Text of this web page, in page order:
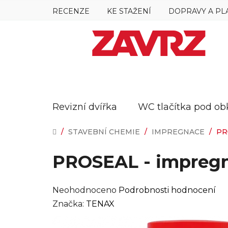
RECENZE KE STAŽENÍ DOPRAVY A
Revizní dvířka WC tlačítka pod
DOMŮ
/ STAVEBNÍ CHEMIE / IMPREGNACE /
PROSEAL -
Průměrné
hodnocení
Neohodnoceno Podrobnosti hodnocení
Značka: TENAX